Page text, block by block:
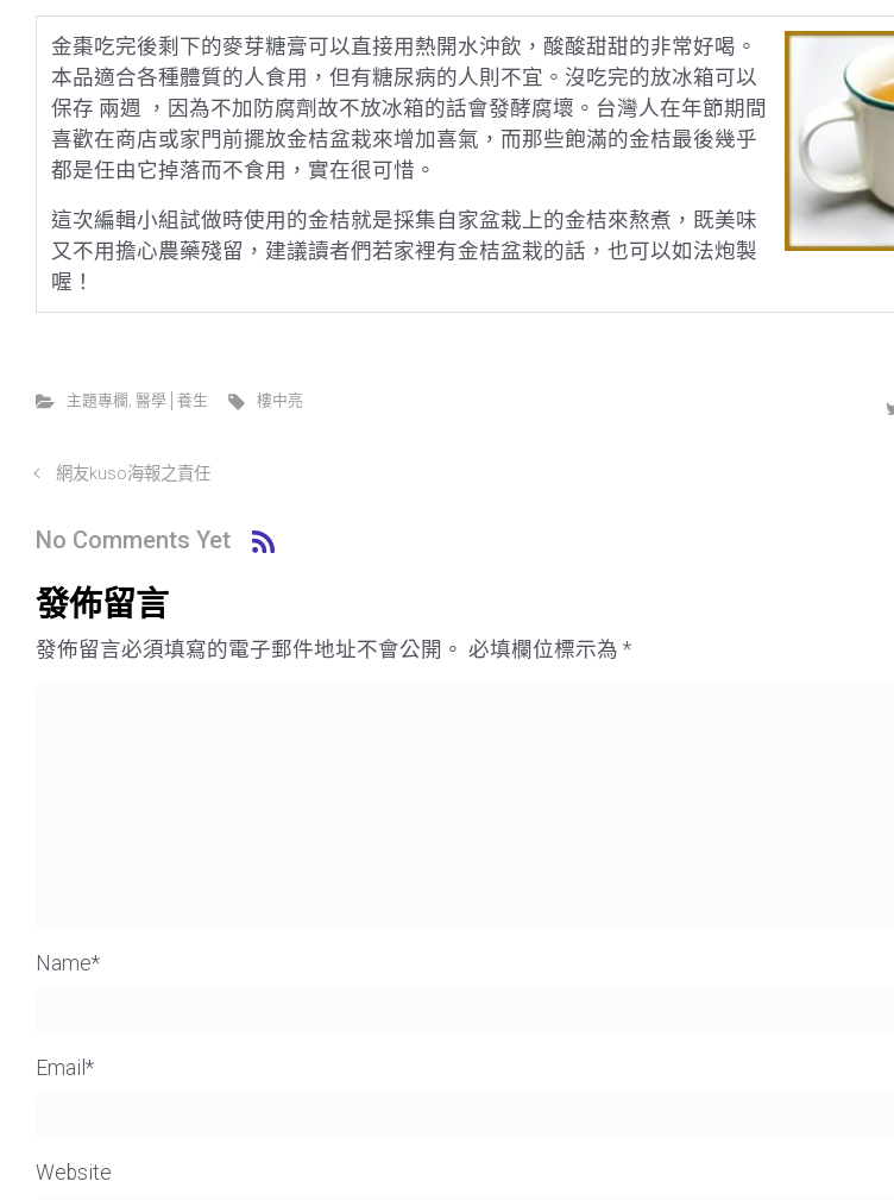
金棗吃完後剩下的麥芽糖膏可以直接用熱開水沖飲，酸酸甜甜的非常好喝。
本品適合各種體質的人食用，但有糖尿病的人則不宜。沒吃完的放冰箱可以
保存 兩週 ，因為不加防腐劑故不放冰箱的話會發酵腐壞。台灣人在年節期間
喜歡在商店或家門前擺放金桔盆栽來增加喜氣，而那些飽滿的金桔最後幾乎
都是任由它掉落而不食用，實在很可惜。
這次編輯小組試做時使用的金桔就是採集自家盆栽上的金桔來熬煮，既美味
又不用擔心農藥殘留，建議讀者們若家裡有金桔盆栽的話，也可以如法炮製
喔！
主題專欄 , 醫學│養生 樓中亮
網友kuso海報之責任
No Comments Yet
發佈留言
發佈留言必須填寫的電子郵件地址不會公開。 必填欄位標示為 *
Name*
Email *
Website